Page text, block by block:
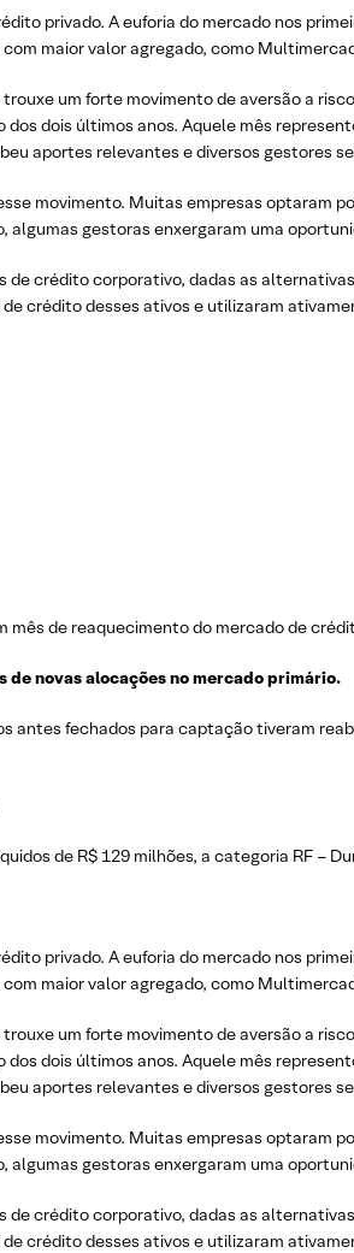
privado. A euforia do mercado nos
maior valor agregado, como
um forte movimento de aversão a
dois últimos anos. Aquele mês
aportes relevantes e diversos gestores
movimento. Muitas empresas optaram
gestoras enxergaram uma
de crédito corporativo, dadas as
crédito desses ativos e utilizaram
mês de reaquecimento do mercado de
denovasalocaçõesnomercadoprimário.
antes fechados para captação tiveram
de R$ 129 milhões, a categoria RF –
privado. A euforia do mercado nos
maior valor agregado, como
um forte movimento de aversão a
dois últimos anos. Aquele mês
aportes relevantes e diversos gestores
movimento. Muitas empresas optaram
gestoras enxergaram uma
de crédito corporativo, dadas as
crédito desses ativos e utilizaram